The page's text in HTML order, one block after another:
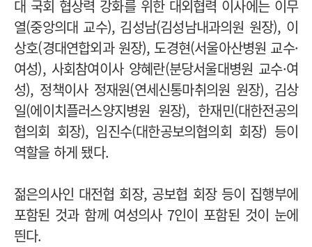
대 국회 협상력 강화를 위한 대외협력 이사에는 이무
열(중앙의대 교수), 김성남(김성남내과의원 원장), 이
상호(경대연합외과 원장), 도경현(서울아산병원 교수·
여성), 사회참여이사 양혜란(분당서울대병원 교수·여
성), 정책이사 정재원(연세신통마취의원 원장), 김상
일(에이치플러스양지병원 원장), 한재민(대한전공의
협의회 회장), 임진수(대한공보의협의회 회장) 등이
역할을 하게 됐다.
젊은의사인 대전협 회장, 공보협 회장 등이 집행부에
포함된 것과 함께 여성의사 7인이 포함된 것이 눈에
띈다.